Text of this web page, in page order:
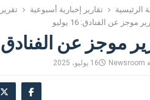
الرئيسية تقارير إخبارية أسبوعية
موجز عن الفنادق: 16 يوليو
موجز عن الفنادق: 16
Newsroom 16 يوليو، 2025